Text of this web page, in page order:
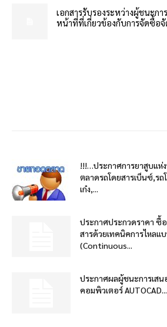
เอกสารรับรองระหว่างผู้ชนะกา
หน้าที่ที่เกี่ยวข้องกับการจัดซื้อจั
!!!…ประกาศการยาสูบแห่
ตลาดรถโดยสารเบ็นซ์,ร
เก๋ง,...
ประกาศประกวดราคา ซื้
สารด้วยเทคนิคการไหลแ
(Continuous...
ประกาศผลผู้ชนะการเสน
คอมพิวเตอร์ AUTOCAD...